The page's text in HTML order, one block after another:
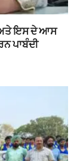
ਅਤੇ ਇਸ ਦੇ ਆਸ
ਪਾਬੰਦੀ